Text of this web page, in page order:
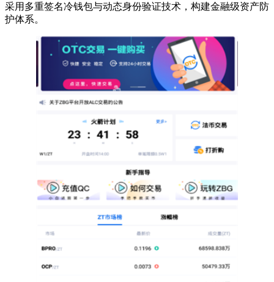
采用多重签名冷钱包与动态身份验证技术，构建金融级资产防
护体系。